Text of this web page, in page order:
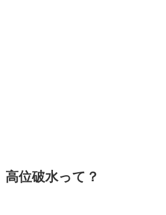
高位破水って？